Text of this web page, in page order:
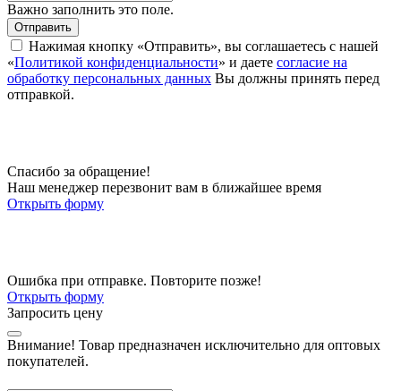
Важно заполнить это поле.
Отправить
Нажимая кнопку «Отправить», вы соглашаетесь с нашей
«Политикой конфиденциальности» и даете согласие на
обработку персональных данных Вы должны принять перед
отправкой.
Спасибо за обращение!
Наш менеджер перезвонит вам в ближайшее время
Открыть форму
Ошибка при отправке. Повторите позже!
Открыть форму
Запросить цену
Внимание! Товар предназначен исключительно для оптовых
покупателей.